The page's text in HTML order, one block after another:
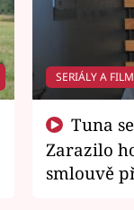
SERIÁLY A
Zarazilo
smlouvě